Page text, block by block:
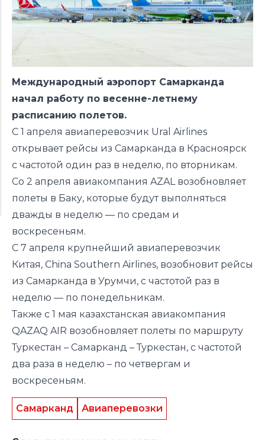
Международный аэропорт Самарканда
начал работу по весенне-летнему
расписанию полетов.
С 1 апреля авиаперевозчик Ural Airlines
открывает рейсы из Самарканда в Красноярск
с частотой один раз в неделю, по вторникам.
Со 2 апреля авиакомпания AZAL возобновляет
полеты в Баку, которые будут выполняться
дважды в неделю — по средам и
воскресеньям.
С 7 апреля крупнейший авиаперевозчик
Китая, China Southern Airlines, возобновит рейсы
из Самарканда в Урумчи, с частотой раз в
неделю — по понедельникам.
Также с 1 мая казахстанская авиакомпания
QAZAQ AIR возобновляет полеты по маршруту
Туркестан – Самарканд – Туркестан, с частотой
два раза в неделю – по четвергам и
воскресеньям.
Самарканд Авиаперевозки